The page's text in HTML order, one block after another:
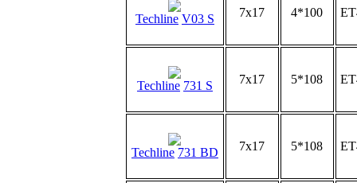
Techline V03 S 7x17 4*100
Techline 731 S 7x17 5*108
Techline 731 BD 7x17 5*108